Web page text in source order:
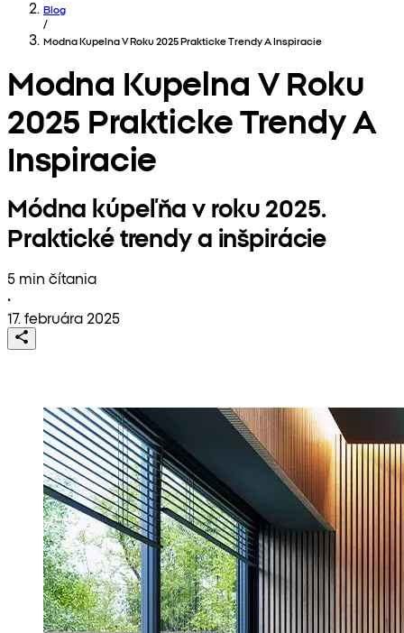
Blog
/
Modna Kupelna V Roku 2025 Prakticke Trendy A Inspiracie
Modna Kupelna V Roku
2025 Prakticke Trendy A
Inspiracie
Módna kúpeľňa v roku 2025.
Praktické trendy a inšpirácie
5 min čítania
•
17. februára 2025